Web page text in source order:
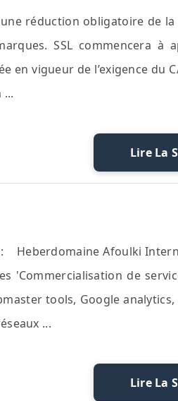
réduction obligatoire de
SSL commencera à
en vigueur de l’exigence du
Lire La
Heberdomaine Afoulki
'Commercialisation de
tools, Google analytics,
...
Lire La